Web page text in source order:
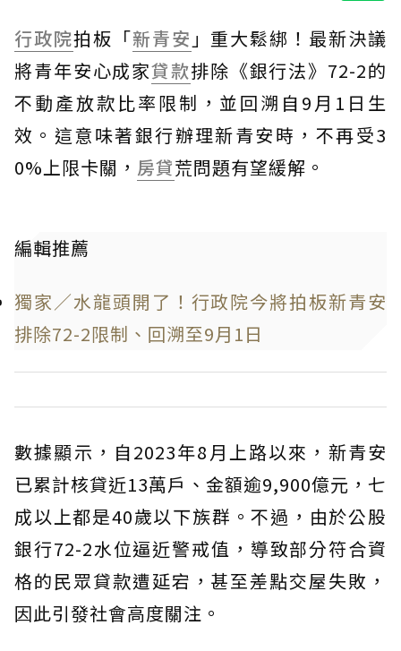
行政院拍板「新青安 」重大鬆綁！最新決議
將青年安心成家貸款排除《銀行法》72-2的
不動產放款比率限制，並回溯自9月1日生
效。這意味著銀行辦理新青安時，不再受3
0%上限卡關， 房貸荒問題有望緩解。
編輯推薦
獨家／水龍頭開了！行政院今將拍板新青安
排除72-2限制、回溯至9月1日
數據顯示，自2023年8月上路以來，新青安
已累計核貸近13萬戶、金額逾9,900億元，七
成以上都是40歲以下族群。不過，由於公股
銀行72-2水位逼近警戒值，導致部分符合資
格的民眾貸款遭延宕，甚至差點交屋失敗，
因此引發社會高度關注。